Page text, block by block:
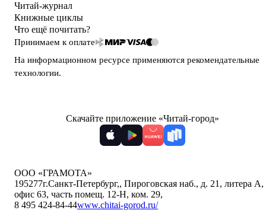
Читай-журнал
Книжные циклы
Что ещё почитать?
Принимаем к оплате
На информационном ресурсе применяются рекомендательные
технологии.
Скачайте приложение «Читай-город»
ООО «ГРАМОТА»
195277г.Санкт-Петербург,, Пироговская наб., д. 21, литера А,
офис 63, часть помещ. 12-Н, ком. 29,
8 495 424-84-44www.chitai-gorod.ru/